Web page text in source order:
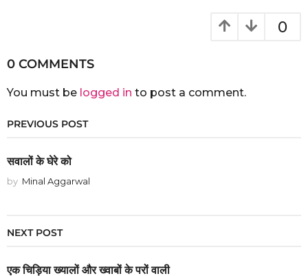
0
0 COMMENTS
You must be logged in to post a comment.
PREVIOUS POST
सवालों के घेरे को
by Minal Aggarwal
NEXT POST
एक चिड़िया ख्यालों और ख्वाबों के परों वाली